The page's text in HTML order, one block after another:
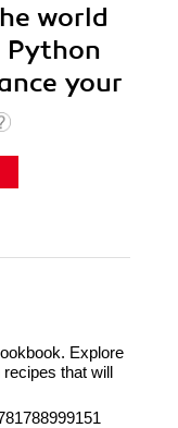
world
your
Explore
that will